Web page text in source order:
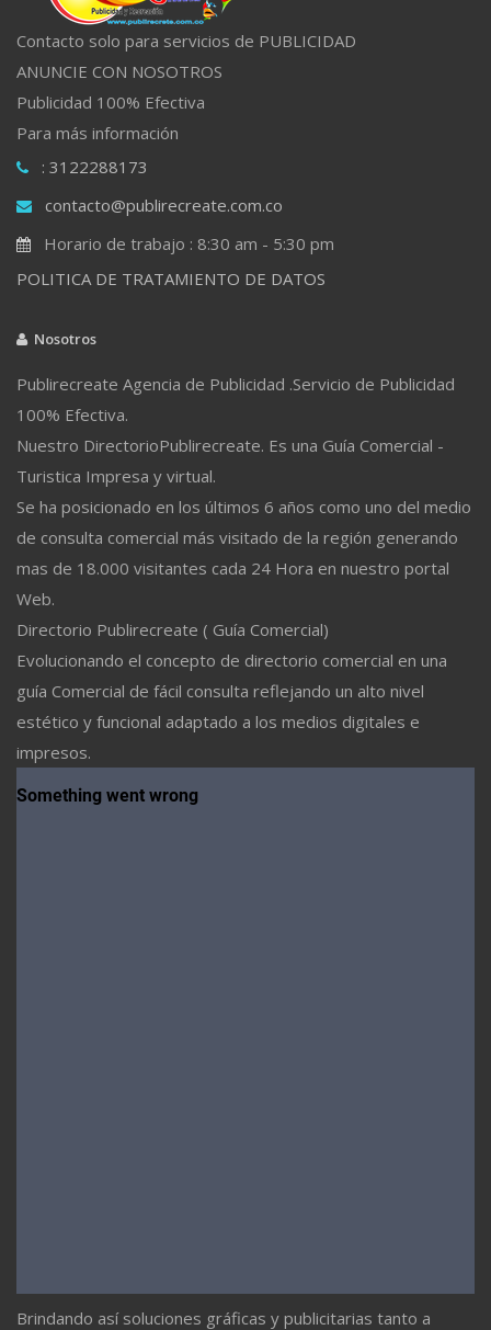
Contacto solo para servicios de PUBLICIDAD
ANUNCIE CON NOSOTROS
Publicidad 100% Efectiva
Para más información
: 3122288173
contacto@publirecreate.com.co
Horario de trabajo : 8:30 am - 5:30 pm
POLITICA DE TRATAMIENTO DE DATOS
Nosotros
Publirecreate Agencia de Publicidad .Servicio de Publicidad
100% Efectiva.
Nuestro DirectorioPublirecreate. Es una Guía Comercial -
Turistica Impresa y virtual.
Se ha posicionado en los últimos 6 años como uno del medio
de consulta comercial más visitado de la región generando
mas de 18.000 visitantes cada 24 Hora en nuestro portal
Web.
Directorio Publirecreate ( Guía Comercial)
Evolucionando el concepto de directorio comercial en una
guía Comercial de fácil consulta reflejando un alto nivel
estético y funcional adaptado a los medios digitales e
impresos.
Brindando así soluciones gráficas y publicitarias tanto a